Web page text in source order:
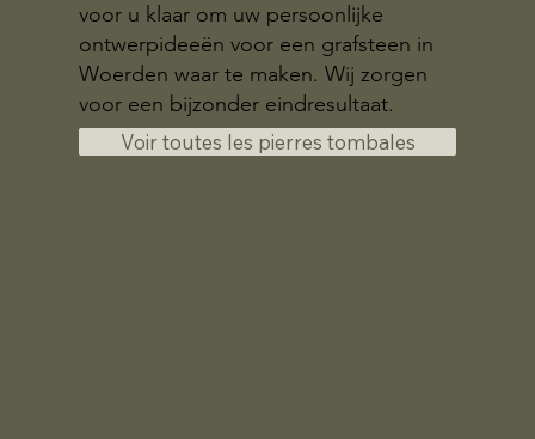
voor u klaar om uw persoonlijke
ontwerpideeën voor een grafsteen in
Woerden waar te maken. Wij zorgen
voor een bijzonder eindresultaat.
Voir toutes les pierres tombales